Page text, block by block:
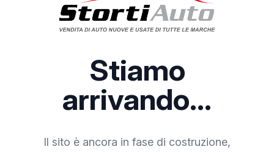
Stiamo
arrivando...
Il sito è ancora in fase di costruzione,